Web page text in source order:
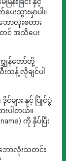
ေးသွားမှာပါ။
ောလုံးစတား
တင် အသိပေး
ျွှန်တော်တို့
န့် လိုချင်ပါ
ျား နှင့် ပြိုင်ပွဲ
းပါတယ်။
ကို နှိပ်ပြီး
ောလုံးသတင်း